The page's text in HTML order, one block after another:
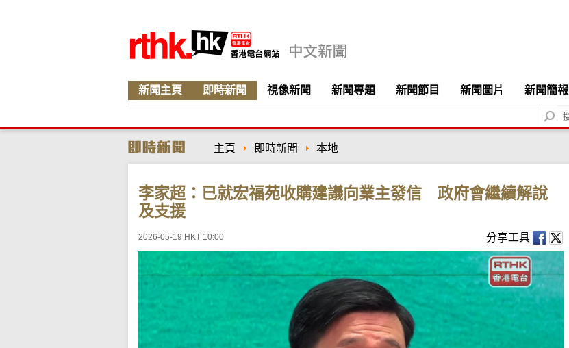
新聞主頁 即時新聞 視像新聞 新聞專題 新聞節目 新聞圖片 新聞簡報
S
e
c
主頁 即時新聞 本地
李家超：已就宏福苑收購建議向業主發信 政府會繼續解說
及支援
2026-05-19 HKT 10:00 分享工具